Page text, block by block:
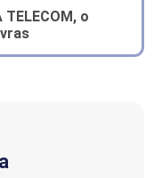
TELECOM, o